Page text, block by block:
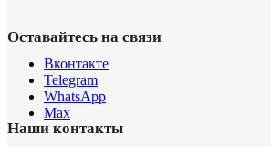
Оставайтесь на связи
Вконтакте
Telegram
WhatsApp
Max
Наши контакты